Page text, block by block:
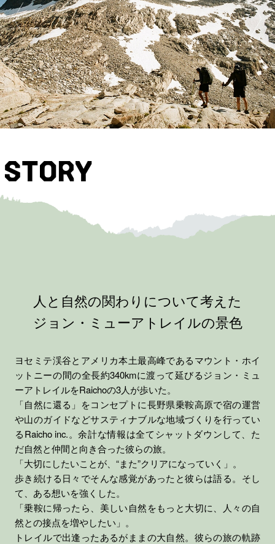
STORY
人と自然の関わりについて考えた
ジョン・ミューアトレイルの景色
ヨセミテ渓谷とアメリカ本土最高峰であるマウント・ホイ
ットニーの間の全長約340kmに渡って延びるジョン・ミュ
ーアトレイルをRaichoの3人が歩いた。
「自然に還る」をコンセプトに長野県乗鞍高原で宿の運営
や山のガイドなどサスティナブルな地域づくりを行ってい
るRaicho inc.。余計な情報は全てシャットダウンして、た
だ自然と仲間と向き合った彼らの旅。
「大切にしたいことが、“また”クリアになっていく」。
歩き続ける日々でそんな感覚があったと彼らは語る。そし
て、ある想いを強くした。
「乗鞍に帰ったら、美しい自然をもっと大切に、人々の自
然との接点を増やしたい」。
トレイルで出逢ったあるがままの大自然。彼らの旅の軌跡